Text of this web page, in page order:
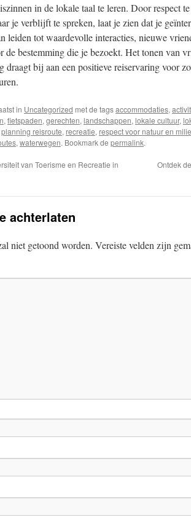
in de lokale taal te leren. Door respect
je verblijft te spreken, laat je zien dat je
leiden tot waardevolle interacties, nieuwe
de bestemming die je bezoekt. Het tonen van
draagt bij aan een positieve reiservaring voor
in Uncategorized met de tagsaccommodaties,
, fietspaden, gerechten, landschappen, lokale cultuur,
planning reisroute, recreatie, respect voor natuur en
, waterwegen. Bookmark de permalink.
van Toerisme en Recreatie in
Ontdek
achterlaten
niet getoond worden. Vereiste velden zijn